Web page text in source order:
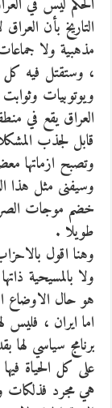
الحكم ليس في
التاريخ بأن
مذهبية ولا
، وستقتل فيه كل
ويوتوبيات
العراق يقع في
قابل لجذب
وتصبح ازماتها
وسيفنى مثل هذا
خضم موجات
طويلا .
وهنا اقول
ولا بالمسيحية
هو حال الاوضاع
اما ايران ، فليس
برنامج سياسي لها
على كل الحياة
هي مجرد فذلكات